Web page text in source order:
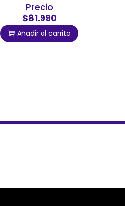
Precio
$81.990
Añadir al carrito